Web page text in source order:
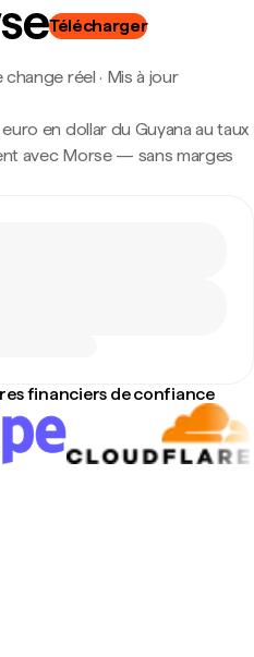
Télécharger
change réel · Mis à jour
en dollar du Guyana au taux
avec Morse — sans marges
financiers de confiance